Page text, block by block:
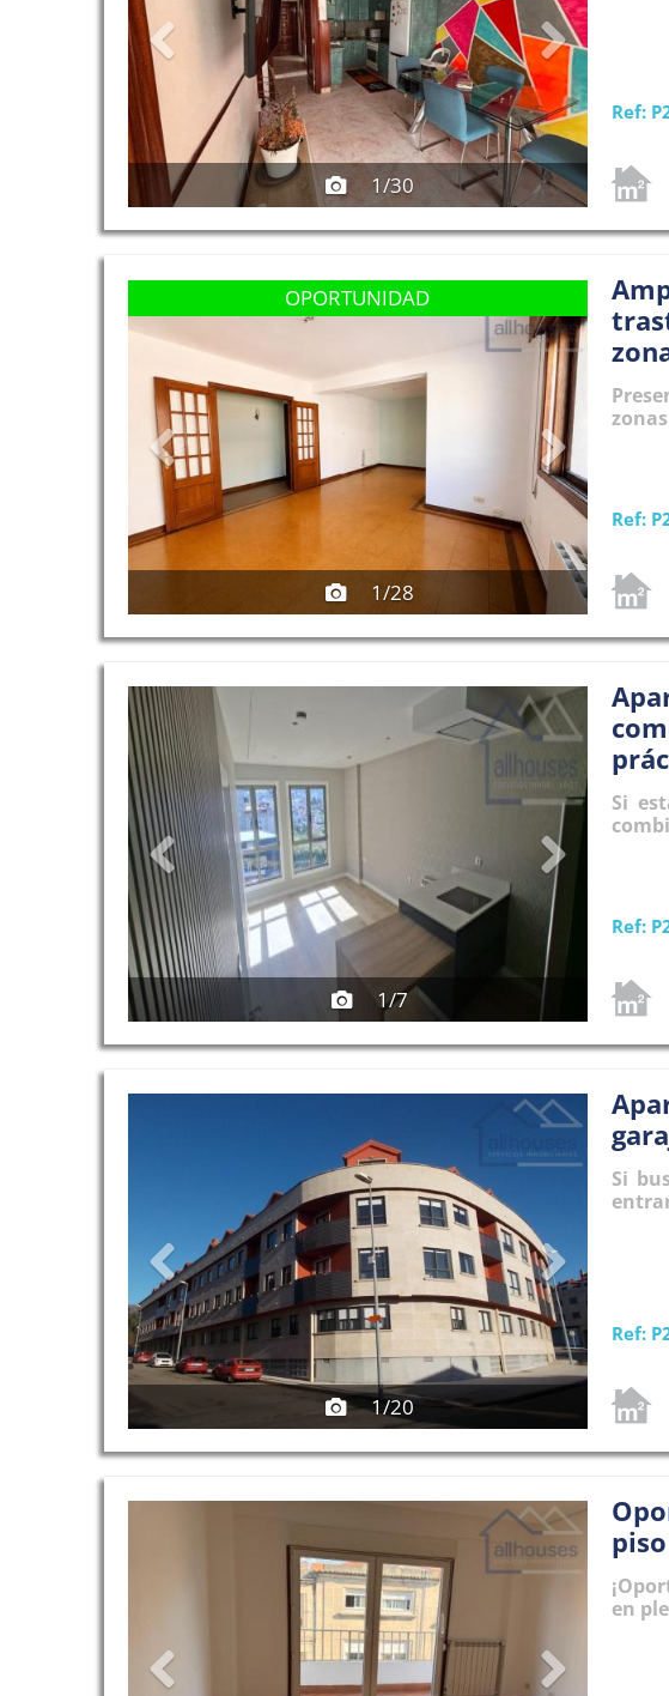
1/30
Ref:
OPORTUNIDAD
1/28
Ref:
1/7
Previous Next
Si
Ref:
1/20
Next
Si
Ref:
Next
en